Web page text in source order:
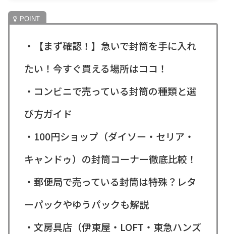
・【まず確認！】急いで封筒を手に入れ
たい！今すぐ買える場所はココ！
・コンビニで売っている封筒の種類と選
び方ガイド
・100円ショップ（ダイソー・セリア・
キャンドゥ）の封筒コーナー徹底比較！
・郵便局で売っている封筒は特殊？レタ
ーパックやゆうパックも解説
・文房具店（伊東屋・LOFT・東急ハンズ